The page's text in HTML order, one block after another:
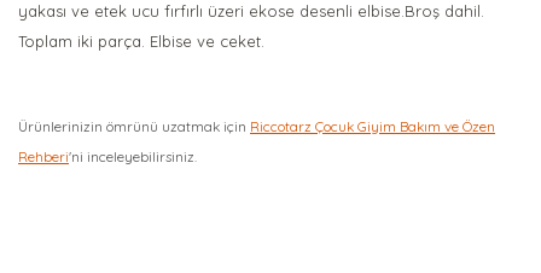
yakası ve etek ucu fırfırlı üzeri ekose desenli elbise.Broş dahil.
Toplam iki parça. Elbise ve ceket.
Ürünlerinizin ömrünü uzatmak için Riccotarz Çocuk Giyim Bakım ve Özen
Rehberi'ni inceleyebilirsiniz.